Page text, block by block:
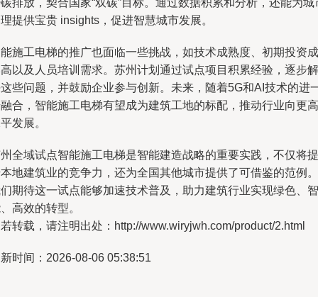
排放，契合国家“双碳”目标。通过数据积累和分析，还能为城
提供宝贵 insights，促进智慧城市发展。
施工电梯的推广也面临一些挑战，如技术成熟度、初期投资成
以及人员培训需求。苏州计划通过试点项目积累经验，逐步解
些问题，并鼓励企业参与创新。未来，随着5G和AI技术的进
合，智能施工电梯有望成为建筑工地的标配，推动行业向更高
发展。
全域试点智能施工电梯是智能建造战略的重要实践，不仅将提
地建筑业的竞争力，还为全国其他城市提供了可借鉴的范例。
期待这一试点能够加速技术普及，助力建筑行业实现绿色、智
高效的转型。
转载，请注明出处：http://www.wiryjwh.com/product/2.html
时间：2026-08-06 05:38:51